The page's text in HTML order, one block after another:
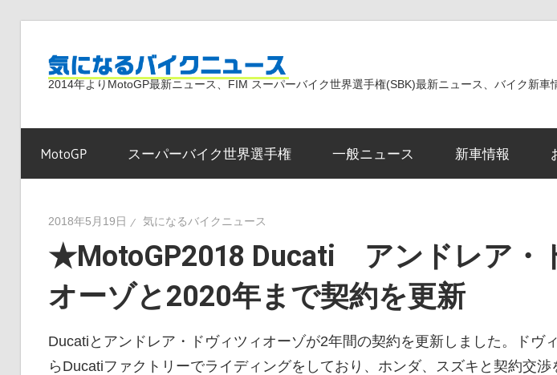
気
に
る
バ
2014年よりMotoGP最新ニュース、FIM スーパーバイク世界選手権(SBK)最新ニュース、バイク新車
MotoGP スーパーバイク世界選手権 一般ニュース 新車情報
2018年5月19日 気になるバイクニュース
★MotoGP2018 Ducati アンドレア・
オーゾと2020年まで契約を更新
Ducatiとアンドレア・ドヴィツィオーゾが2年間の契約を更新しました。ドヴ
らDucatiファクトリーでライディングをしており、ホンダ、スズキと契約交